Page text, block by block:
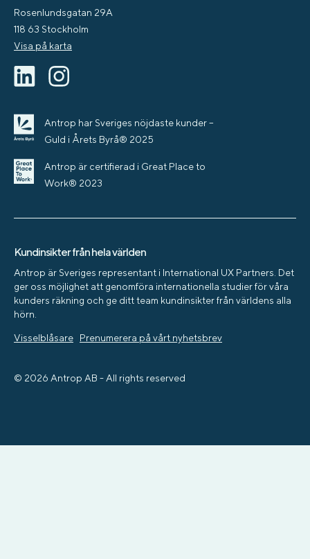
Rosenlundsgatan 29A
118 63 Stockholm
Visa på karta
Antrop har Sveriges nöjdaste kunder –
Guld i Årets Byrå® 2025
Antrop är certifierad i Great Place to
Work® 2023
Kundinsikter från hela världen
Antrop är Sveriges representant i International UX Partners. Det
ger oss möjlighet att genomföra internationella studier för våra
kunders räkning och ge ditt team kundinsikter från världens alla
hörn.
Visselblåsare Prenumerera på vårt nyhetsbrev
© 2026 Antrop AB - All rights reserved